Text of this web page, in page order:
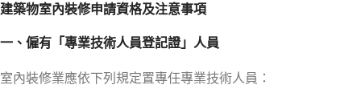
建築物室內裝修申請資格及注意事項
一、僱有「專業技術人員登記證」人員
室內裝修業應依下列規定置專任專業技術人員：